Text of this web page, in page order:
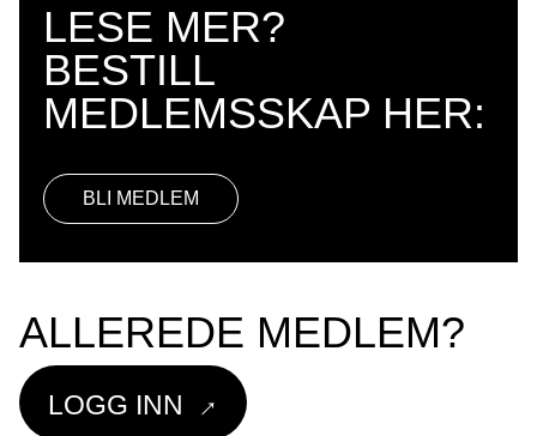
LESE MER?
BESTILL
BLI MEDLEM
ALLEREDE MEDLEM?
LOGG INN →